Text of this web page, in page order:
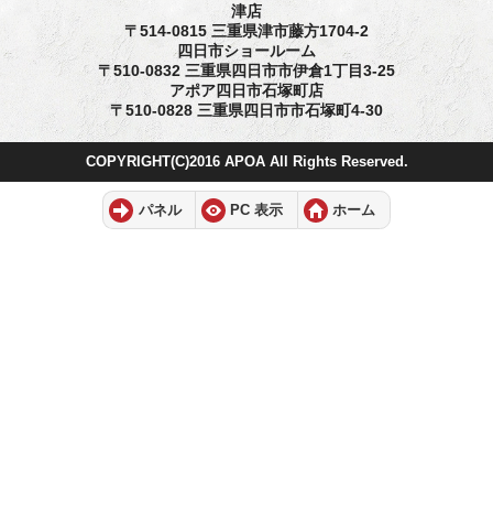
津店
〒514-0815 三重県津市藤方1704-2
四日市ショールーム
〒510-0832 三重県四日市市伊倉1丁目3-25
アポア四日市石塚町店
〒510-0828 三重県四日市市石塚町4-30
COPYRIGHT(C)2016 APOA All Rights Reserved.
パネル PC 表示 ホーム